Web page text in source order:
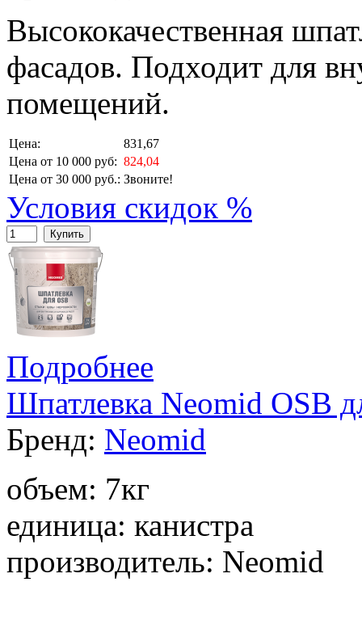
Высококачественная
фасадов. Подходит для
помещений.
Цена:
831,67
Цена от 10 000 руб: 824,04
Цена от 30 000 руб.: Звоните!
Условия скидок %
Купить
Подробнее
Шпатлевка Neomid OSB
Бренд: Neomid
объем: 7кг
единица: канистра
производитель: Neomid